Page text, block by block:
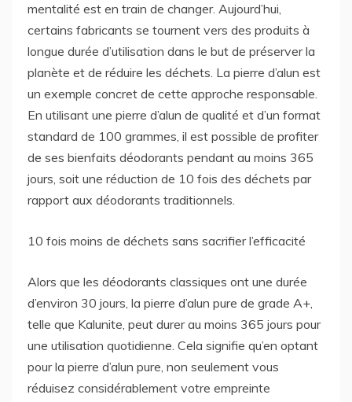
mentalité est en train de changer. Aujourd’hui,
certains fabricants se tournent vers des produits à
longue durée d’utilisation dans le but de préserver la
planète et de réduire les déchets. La pierre d’alun est
un exemple concret de cette approche responsable.
En utilisant une pierre d’alun de qualité et d’un format
standard de 100 grammes, il est possible de profiter
de ses bienfaits déodorants pendant au moins 365
jours, soit une réduction de 10 fois des déchets par
rapport aux déodorants traditionnels.
10 fois moins de déchets sans sacrifier l’efficacité
Alors que les déodorants classiques ont une durée
d’environ 30 jours, la pierre d’alun pure de grade A+,
telle que Kalunite, peut durer au moins 365 jours pour
une utilisation quotidienne. Cela signifie qu’en optant
pour la pierre d’alun pure, non seulement vous
réduisez considérablement votre empreinte